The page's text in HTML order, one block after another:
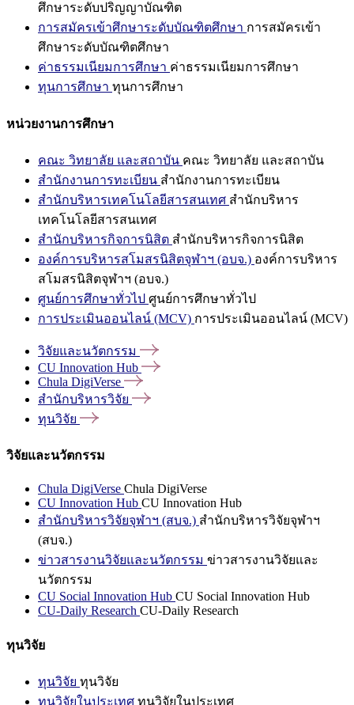
ศึกษาระดับปริญญาบัณฑิต
การสมัครเข้าศึกษาระดับบัณฑิตศึกษา การสมัครเข้า
ศึกษาระดับบัณฑิตศึกษา
ค่าธรรมเนียมการศึกษา ค่าธรรมเนียมการศึกษา
ทุนการศึกษา ทุนการศึกษา
หน่วยงานการศึกษา
คณะ วิทยาลัย และสถาบัน คณะ วิทยาลัย และสถาบัน
สำนักงานการทะเบียน สำนักงานการทะเบียน
สำนักบริหารเทคโนโลยีสารสนเทศ สำนักบริหาร
เทคโนโลยีสารสนเทศ
สำนักบริหารกิจการนิสิต สำนักบริหารกิจการนิสิต
องค์การบริหารสโมสรนิสิตจุฬาฯ (อบจ.) องค์การบริหาร
สโมสรนิสิตจุฬาฯ (อบจ.)
ศูนย์การศึกษาทั่วไป ศูนย์การศึกษาทั่วไป
การประเมินออนไลน์ (MCV) การประเมินออนไลน์ (MCV)
วิจัยและนวัตกรรม
CU Innovation Hub
Chula DigiVerse
สำนักบริหารวิจัย
ทุนวิจัย
วิจัยและนวัตกรรม
Chula DigiVerse Chula DigiVerse
CU Innovation Hub CU Innovation Hub
สำนักบริหารวิจัยจุฬาฯ (สบจ.) สำนักบริหารวิจัยจุฬาฯ
(สบจ.)
ข่าวสารงานวิจัยและนวัตกรรม ข่าวสารงานวิจัยและ
นวัตกรรม
CU Social Innovation Hub CU Social Innovation Hub
CU-Daily Research CU-Daily Research
ทุนวิจัย
ทุนวิจัย ทุนวิจัย
ทุนวิจัยในประเทศ ทุนวิจัยในประเทศ